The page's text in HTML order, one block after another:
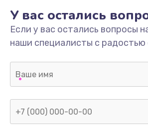
У вас остались
Если у вас остались вопросы
наши специалисты с радостью